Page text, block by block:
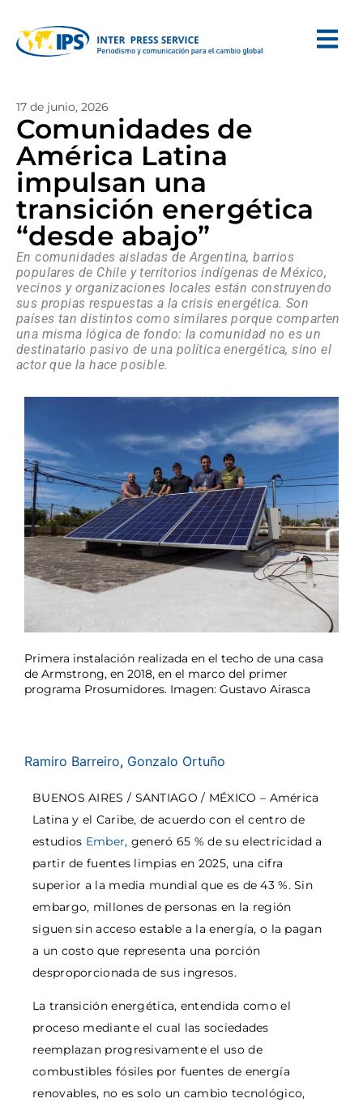
17 de junio, 2026
Comunidades de
América Latina
impulsan una
transición energética
“desde abajo”
En comunidades aisladas de Argentina, barrios
populares de Chile y territorios indígenas de México,
vecinos y organizaciones locales están construyendo
sus propias respuestas a la crisis energética. Son
países tan distintos como similares porque comparten
una misma lógica de fondo: la comunidad no es un
destinatario pasivo de una política energética, sino el
actor que la hace posible.
Primera instalación realizada en el techo de una casa
de Armstrong, en 2018, en el marco del primer
programa Prosumidores. Imagen: Gustavo Airasca
Ramiro Barreiro, Gonzalo Ortuño
BUENOS AIRES / SANTIAGO / MÉXICO – América
Latina y el Caribe, de acuerdo con el centro de
estudios Ember, generó 65 % de su electricidad a
partir de fuentes limpias en 2025, una cifra
superior a la media mundial que es de 43 %. Sin
embargo, millones de personas en la región
siguen sin acceso estable a la energía, o la pagan
a un costo que representa una porción
desproporcionada de sus ingresos.
La transición energética, entendida como el
proceso mediante el cual las sociedades
reemplazan progresivamente el uso de
combustibles fósiles por fuentes de energía
renovables, no es solo un cambio tecnológico,